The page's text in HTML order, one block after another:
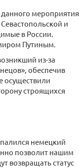
мероприятия
и
в России.
Путиным.
из-за
обеспечив
осуществили
строящихся
немецкий
позволит нашим
возвращать статус